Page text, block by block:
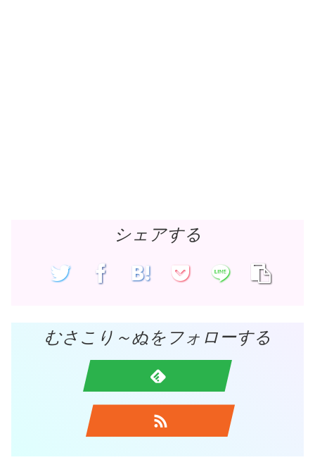
シェアする
むさこり～ぬをフォローする